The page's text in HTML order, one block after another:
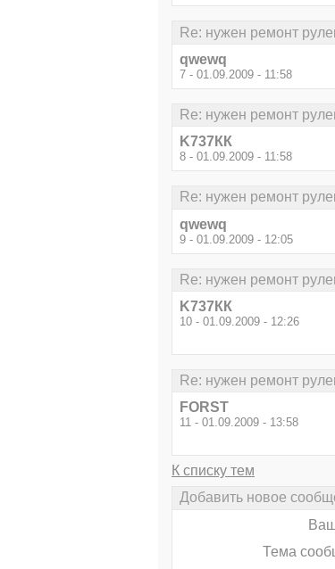
Re: нужен ремонт
qwewq
7 - 01.09.2009 - 11:58
Re: нужен ремонт
K737КК
8 - 01.09.2009 - 11:58
Re: нужен ремонт
qwewq
9 - 01.09.2009 - 12:05
Re: нужен ремонт
K737КК
10 - 01.09.2009 - 12:26
Re: нужен ремонт
FORST
11 - 01.09.2009 - 13:58
К списку тем
Добавить новое
Тема